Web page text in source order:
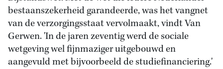
bestaanszekerheid garandeerde, was het vangnet
van de verzorgingsstaat vervolmaakt, vindt Van
Gerwen. 'In de jaren zeventig werd de sociale
wetgeving wel fijnmaziger uitgebouwd en
aangevuld met bijvoorbeeld de studiefinanciering.'